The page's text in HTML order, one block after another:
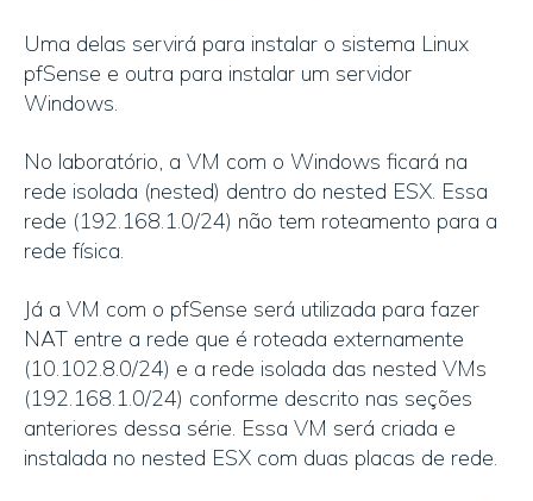
Uma delas servirá para instalar o sistema Linux
pfSense e outra para instalar um servidor
Windows.
No laboratório, a VM com o Windows ficará na
rede isolada (nested) dentro do nested ESX. Essa
rede (192.168.1.0/24) não tem roteamento para a
rede física.
Já a VM com o pfSense será utilizada para fazer
NAT entre a rede que é roteada externamente
(10.102.8.0/24) e a rede isolada das nested VMs
(192.168.1.0/24) conforme descrito nas seções
anteriores dessa série. Essa VM será criada e
instalada no nested ESX com duas placas de rede.